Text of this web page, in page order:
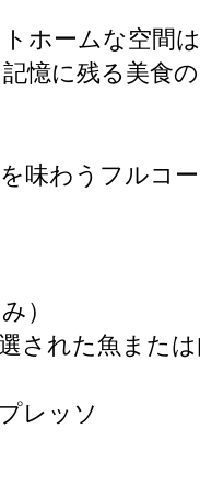
ホームな空間
憶に残る美食
味わうフルコー
）
された魚また
レッソ